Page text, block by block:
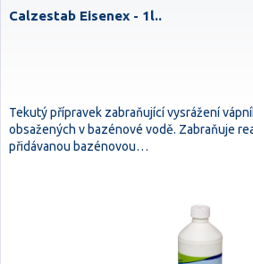
Calzestab Eisenex - 1l..
Tekutý přípravek zabraňující vysrážení
obsažených v bazénové vodě. Zabraňuje
přidávanou bazénovou…